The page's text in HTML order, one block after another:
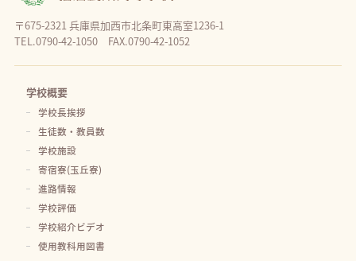
〒675-2321 兵庫県加西市北条町東高室1236-1
TEL.0790-42-1050 FAX.0790-42-1052
学校概要
学校長挨拶
生徒数・教員数
学校施設
寄宿寮(玉丘寮)
進路情報
学校評価
学校紹介ビデオ
使用教科用図書